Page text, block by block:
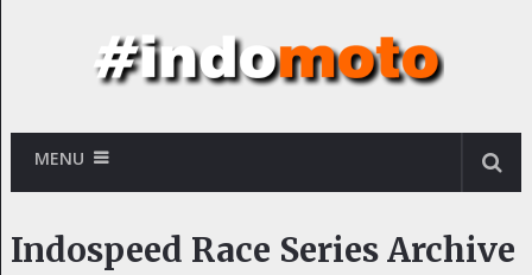
MENU
Indospeed Race Series Archive